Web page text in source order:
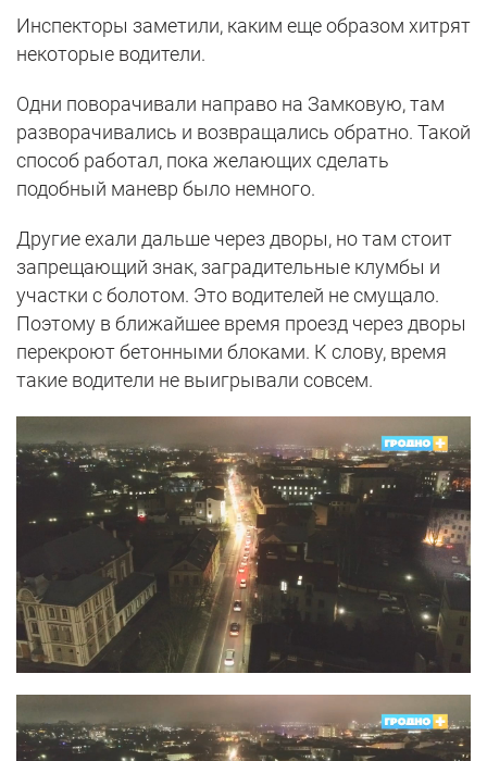
Инспекторы заметили, каким еще образом хитрят
некоторые водители.
Одни поворачивали направо на Замковую, там
разворачивались и возвращались обратно. Такой
способ работал, пока желающих сделать
подобный маневр было немного.
Другие ехали дальше через дворы, но там стоит
запрещающий знак, заградительные клумбы и
участки с болотом. Это водителей не смущало.
Поэтому в ближайшее время проезд через дворы
перекроют бетонными блоками. К слову, время
такие водители не выигрывали совсем.